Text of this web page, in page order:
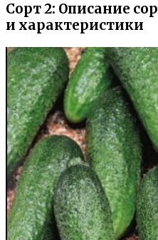
Сорт 2: Описание
и характеристики